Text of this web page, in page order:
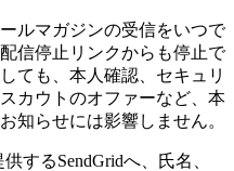
ルマガジンの受信をいつで
信停止リンクからも停止で
ても、本人確認、セキュリ
カウトのオファーなど、本
知らせには影響しません。
するSendGridへ、氏名、